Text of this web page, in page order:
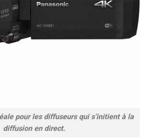
pour les diffuseurs qui s’initient à la
diffusion en direct.